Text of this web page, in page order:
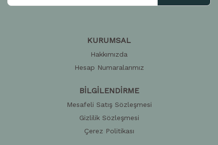
KURUMSAL
Hakkımızda
Hesap Numaralarımız
BİLGİLENDİRME
Mesafeli Satış Sözleşmesi
Gizlilik Sözleşmesi
Çerez Politikası